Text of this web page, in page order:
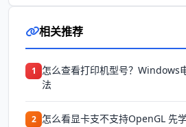
相关推荐
1
怎么查看打印机型号？Windows
法
2 怎么看显卡支不支持OpenGL 先